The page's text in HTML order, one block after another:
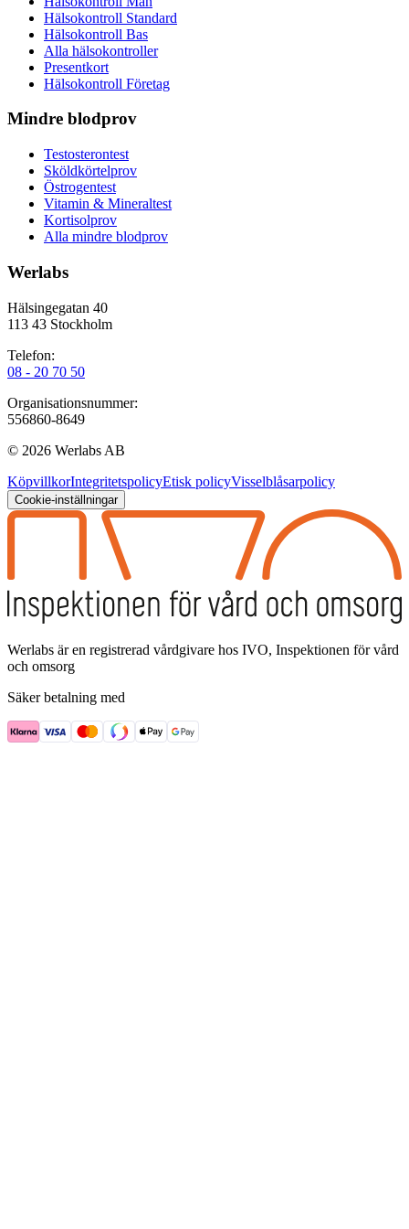
Hälsokontroll Standard
Hälsokontroll Bas
Alla hälsokontroller
Presentkort
Hälsokontroll Företag
Mindre blodprov
Testosterontest
Sköldkörtelprov
Östrogentest
Vitamin & Mineraltest
Kortisolprov
Alla mindre blodprov
Werlabs
Hälsingegatan 40
113 43 Stockholm
Telefon:
08 - 20 70 50
Organisationsnummer:
556860-8649
© 2026 Werlabs AB
KöpvillkorIntegritetspolicyEtisk policyVisselblåsarpolicy
Cookie-inställningar
Werlabs är en registrerad vårdgivare hos IVO, Inspektionen för vård
och omsorg
Säker betalning med